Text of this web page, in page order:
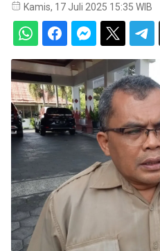
Kamis, 17 Juli 2025 15:35 WIB